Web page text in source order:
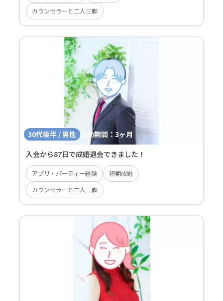
カウンセラーと二人三脚
30代後半 / 男性 活動期間： 3ヶ月
入会から87日で成婚退会できました！
アプリ・パーティー経験
短期成婚
カウンセラーと二人三脚